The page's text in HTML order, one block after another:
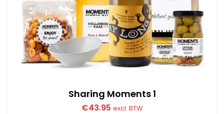
Sharing Moments 1
€43.95 excl. BTW